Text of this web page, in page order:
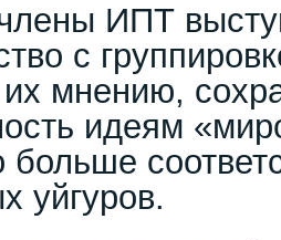
ИПТ
с
их мнению,
идеям
уйгуров.